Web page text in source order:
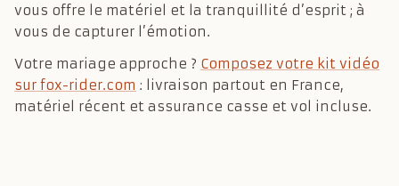
vous offre le matériel et la tranquillité d’esprit ; à
vous de capturer l’émotion.
Votre mariage approche ? Composez votre kit vidéo
sur fox-rider.com : livraison partout en France,
matériel récent et assurance casse et vol incluse.